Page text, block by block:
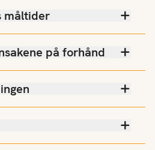
måltider
på forhånd